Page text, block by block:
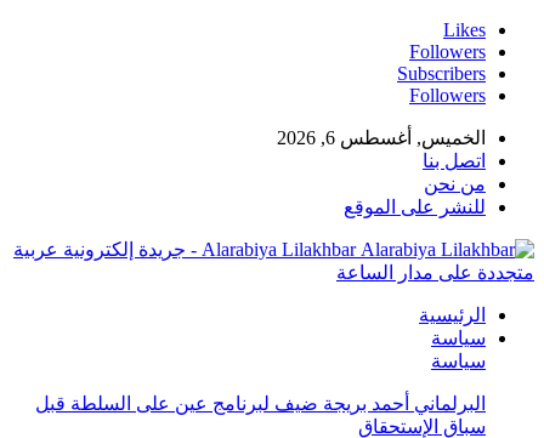
Likes
Followers
Subscribers
Followers
الخميس, أغسطس 6, 2026
اتصل بنا
من نحن
للنشر على الموقع
Alarabiya Lilakhbar - جريدة إلكترونية عربية
متجددة على مدار الساعة
الرئيسية
سياسة
سياسة
البرلماني أحمد بريجة ضيف لبرنامج عين على السلطة قبل
سباق الإستحقاق